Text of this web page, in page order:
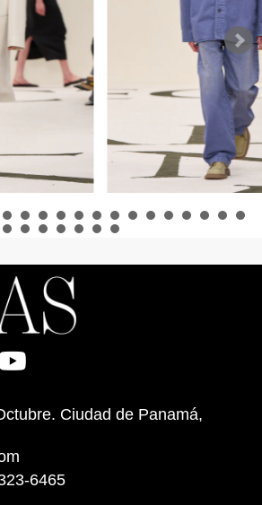
Ciudad de Panamá,
6465